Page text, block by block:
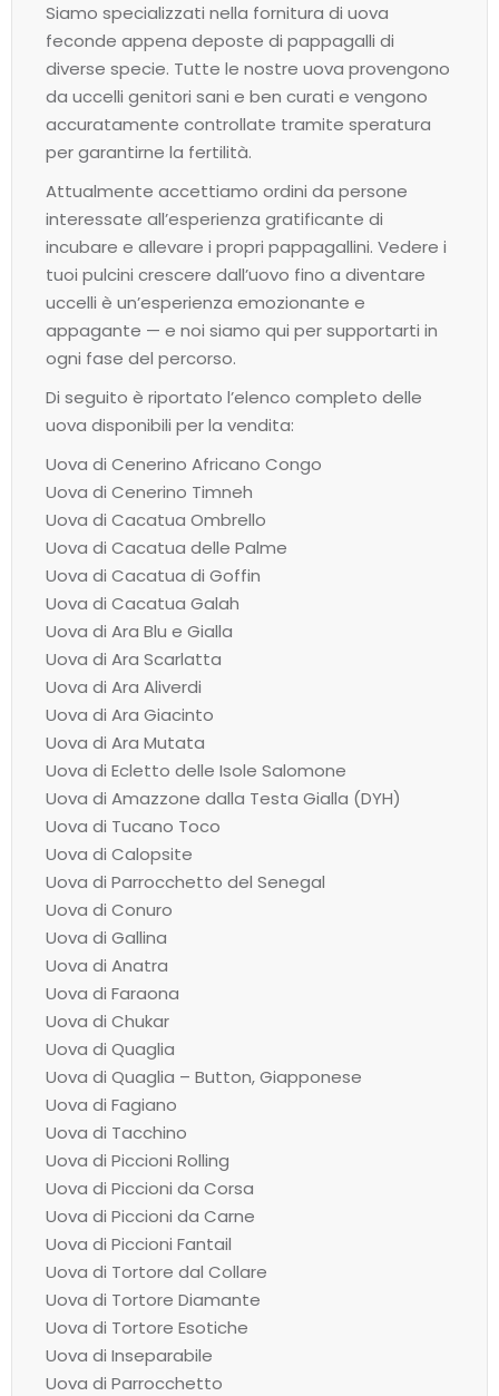
Siamo specializzati nella fornitura di uova
feconde appena deposte di pappagalli di
diverse specie. Tutte le nostre uova provengono
da uccelli genitori sani e ben curati e vengono
accuratamente controllate tramite speratura
per garantirne la fertilità.
Attualmente accettiamo ordini da persone
interessate all’esperienza gratificante di
incubare e allevare i propri pappagallini. Vedere i
tuoi pulcini crescere dall’uovo fino a diventare
uccelli è un’esperienza emozionante e
appagante — e noi siamo qui per supportarti in
ogni fase del percorso.
Di seguito è riportato l’elenco completo delle
uova disponibili per la vendita:
Uova di Cenerino Africano Congo
Uova di Cenerino Timneh
Uova di Cacatua Ombrello
Uova di Cacatua delle Palme
Uova di Cacatua di Goffin
Uova di Cacatua Galah
Uova di Ara Blu e Gialla
Uova di Ara Scarlatta
Uova di Ara Aliverdi
Uova di Ara Giacinto
Uova di Ara Mutata
Uova di Ecletto delle Isole Salomone
Uova di Amazzone dalla Testa Gialla (DYH)
Uova di Tucano Toco
Uova di Calopsite
Uova di Parrocchetto del Senegal
Uova di Conuro
Uova di Gallina
Uova di Anatra
Uova di Faraona
Uova di Chukar
Uova di Quaglia
Uova di Quaglia – Button, Giapponese
Uova di Fagiano
Uova di Tacchino
Uova di Piccioni Rolling
Uova di Piccioni da Corsa
Uova di Piccioni da Carne
Uova di Piccioni Fantail
Uova di Tortore dal Collare
Uova di Tortore Diamante
Uova di Tortore Esotiche
Uova di Inseparabile
Uova di Parrocchetto